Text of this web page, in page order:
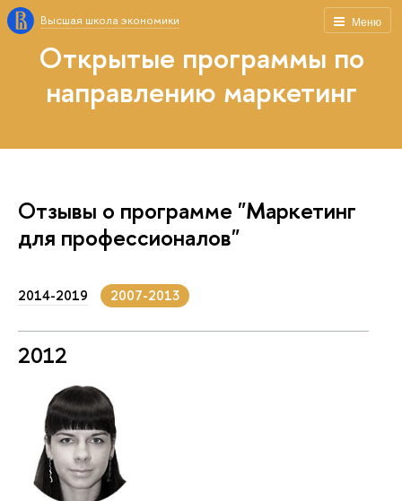
Меню
Высшая школа экономики
Открытые программы по
направлению маркетинг
Отзывы о программе "Маркетинг
для профессионалов"
2014-2019 2007-2013
2012